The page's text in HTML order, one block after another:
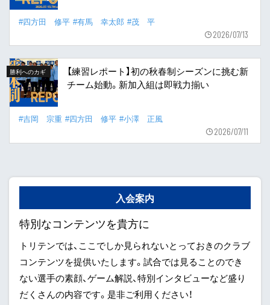
#四方田 修平 #有馬 幸太郎 #茂 平
2026/07/13
勝利へのカギ
【練習レポート】初の秋春制シーズンに挑む新
チーム始動。新加入組は即戦力揃い
#吉岡 宗重 #四方田 修平 #小澤 正風
2026/07/11
入会案内
特別なコンテンツを貴方に
トリテンでは、ここでしか見られないとっておきのクラブ
コンテンツを提供いたします。試合では見ることのでき
ない選手の素顔、ゲーム解説、特別インタビューなど盛り
だくさんの内容です。是非ご利用ください！